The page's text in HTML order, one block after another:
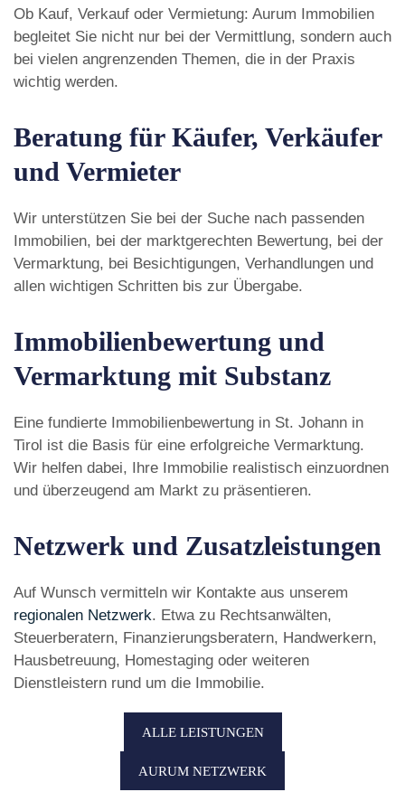
Ob Kauf, Verkauf oder Vermietung: Aurum Immobilien
begleitet Sie nicht nur bei der Vermittlung, sondern auch
bei vielen angrenzenden Themen, die in der Praxis
wichtig werden.
Beratung für Käufer, Verkäufer
und Vermieter
Wir unterstützen Sie bei der Suche nach passenden
Immobilien, bei der marktgerechten Bewertung, bei der
Vermarktung, bei Besichtigungen, Verhandlungen und
allen wichtigen Schritten bis zur Übergabe.
Immobilienbewertung und
Vermarktung mit Substanz
Eine fundierte Immobilienbewertung in St. Johann in
Tirol ist die Basis für eine erfolgreiche Vermarktung.
Wir helfen dabei, Ihre Immobilie realistisch einzuordnen
und überzeugend am Markt zu präsentieren.
Netzwerk und Zusatzleistungen
Auf Wunsch vermitteln wir Kontakte aus unserem
regionalen Netzwerk. Etwa zu Rechtsanwälten,
Steuerberatern, Finanzierungsberatern, Handwerkern,
Hausbetreuung, Homestaging oder weiteren
Dienstleistern rund um die Immobilie.
ALLE LEISTUNGEN
AURUM NETZWERK